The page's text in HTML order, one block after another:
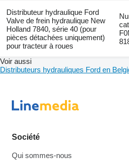
Distributeur hydraulique Ford
Valve de frein hydraulique New
Holland 7840, série 40 (pour
pièces détachées uniquement)
pour tracteur à roues
Voir aussi
Distributeurs hydrauliques Ford en
Société
Qui sommes-nous